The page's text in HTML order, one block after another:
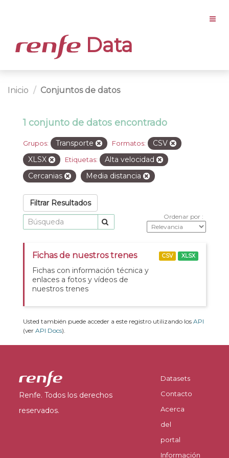
Data
Inicio Conjuntos de datos
1 conjunto de datos encontrado
Grupos: Transporte Formatos:
CSV
XLSX
Etiquetas:
Alta velocidad
Cercanias
Media distancia
Filtrar Resultados
Ordenar por
Fichas de nuestros trenes
Fichas con información técnica y
enlaces a fotos y vídeos de
nuestros trenes
CSV XLSX
Usted también puede acceder a este registro utilizando los API
(ver API Docs).
Renfe. Todos los derechos
reservados.
Datasets
Contacto
Acerca
del
portal
Información